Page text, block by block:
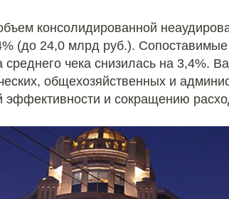
консолидированной
(до 24,0 млрд руб.).
чека снизилась на 3,4%.
общехозяйственных и
и сокращению